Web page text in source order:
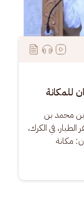
للمكانة
بن محمد بن
في الكرك،
1447هـ بعنوان: مكانة